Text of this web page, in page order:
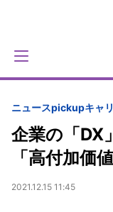
ニュースpickupキャ
企業の「
「高付加価
2021.12.15 11:45